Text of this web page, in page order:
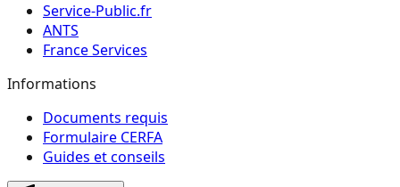
Service-Public.fr
ANTS
France Services
Informations
Documents requis
Formulaire CERFA
Guides et conseils